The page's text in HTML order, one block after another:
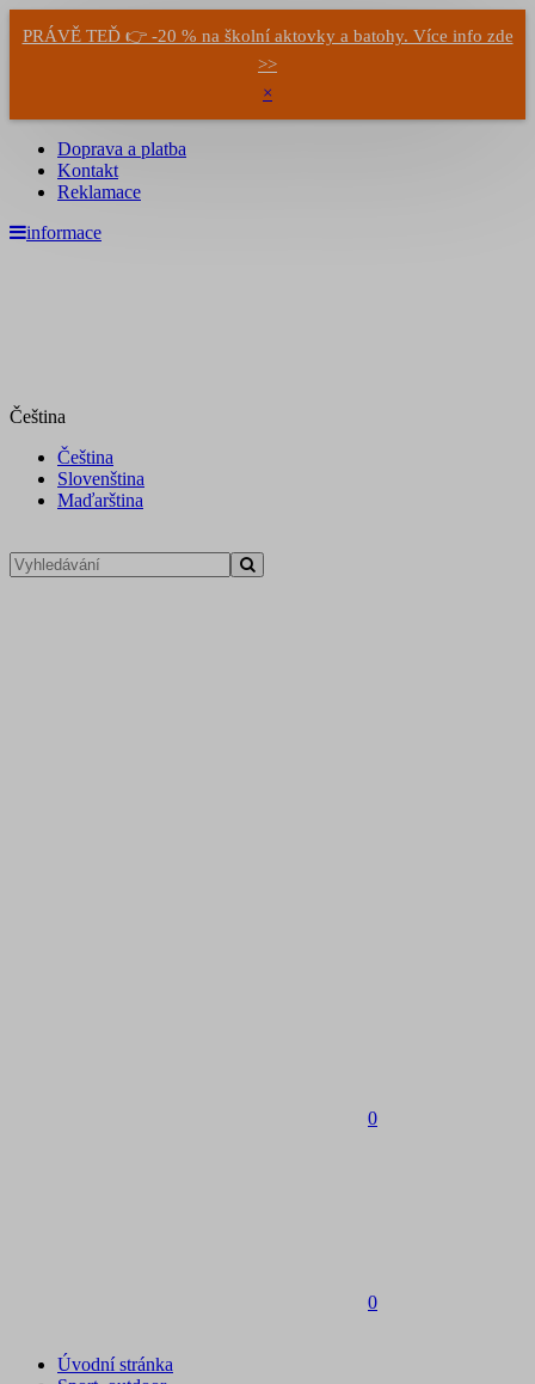
PRÁVĚ TEĎ 👉 -20 % na školní aktovky a batohy. Více info zde
>>
×
Doprava a platba
Kontakt
Reklamace
informace
Čeština
Čeština
Slovenština
Maďarština
0
0
Úvodní stránka